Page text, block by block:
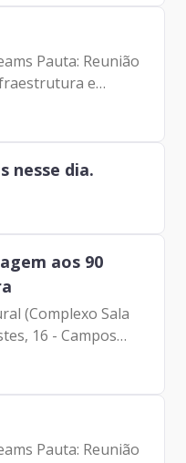
Pauta: Reunião
e
Forbes –
Tomiatto -
nesse dia.
aos 90
(Complexo Sala
16 - Campos
Pauta: Reunião